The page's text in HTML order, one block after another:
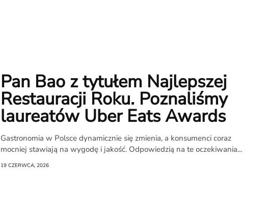
Pan Bao z tytułem Najlepszej
Restauracji Roku. Poznaliśmy
laureatów Uber Eats Awards
Gastronomia w Polsce dynamicznie się zmienia, a konsumenci coraz
mocniej stawiają na wygodę i jakość. Odpowiedzią na te oczekiwania...
19 CZERWCA, 2026